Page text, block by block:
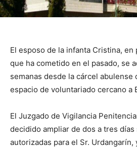
El esposo de la infanta Cristina,
que ha cometido en el pasado, se
semanas desde la cárcel abulense
espacio de voluntariado cercano a
El Juzgado de Vigilancia
decidido ampliar de dos a tres días
autorizadas para el Sr. Urdangarín,